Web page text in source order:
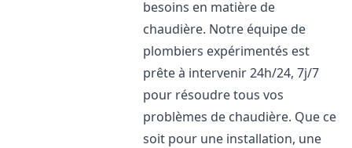
besoins en matière de
chaudière. Notre équipe de
plombiers expérimentés est
prête à intervenir 24h/24, 7j/7
pour résoudre tous vos
problèmes de chaudière. Que ce
soit pour une installation, une